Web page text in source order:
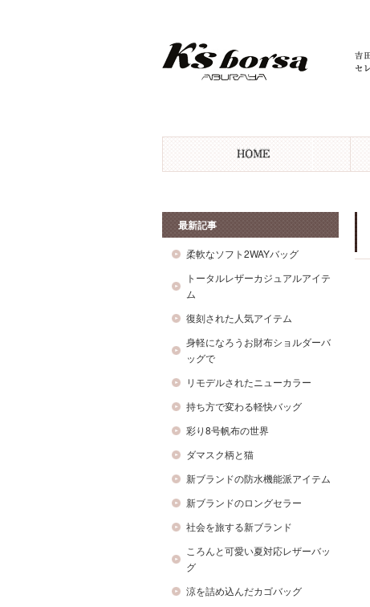
最新記事
柔軟なソフト2WAYバッグ
トータルレザーカジュアルアイテ
ム
復刻された人気アイテム
身軽になろうお財布ショルダーバ
ッグで
リモデルされたニューカラー
持ち方で変わる軽快バッグ
彩り8号帆布の世界
ダマスク柄と猫
新ブランドの防水機能派アイテム
新ブランドのロングセラー
社会を旅する新ブランド
ころんと可愛い夏対応レザーバッ
グ
涼を詰め込んだカゴバッグ